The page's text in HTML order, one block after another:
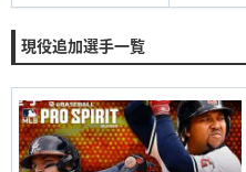
現役追加選手一覧